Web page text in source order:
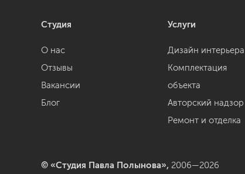
Студия
О нас
Отзывы
Вакансии
Блог
Услуги
Дизайн интерьера
Комплектация
объекта
Авторский надзор
Ремонт и отделка
© «Студия Павла Полынова», 2006—2026